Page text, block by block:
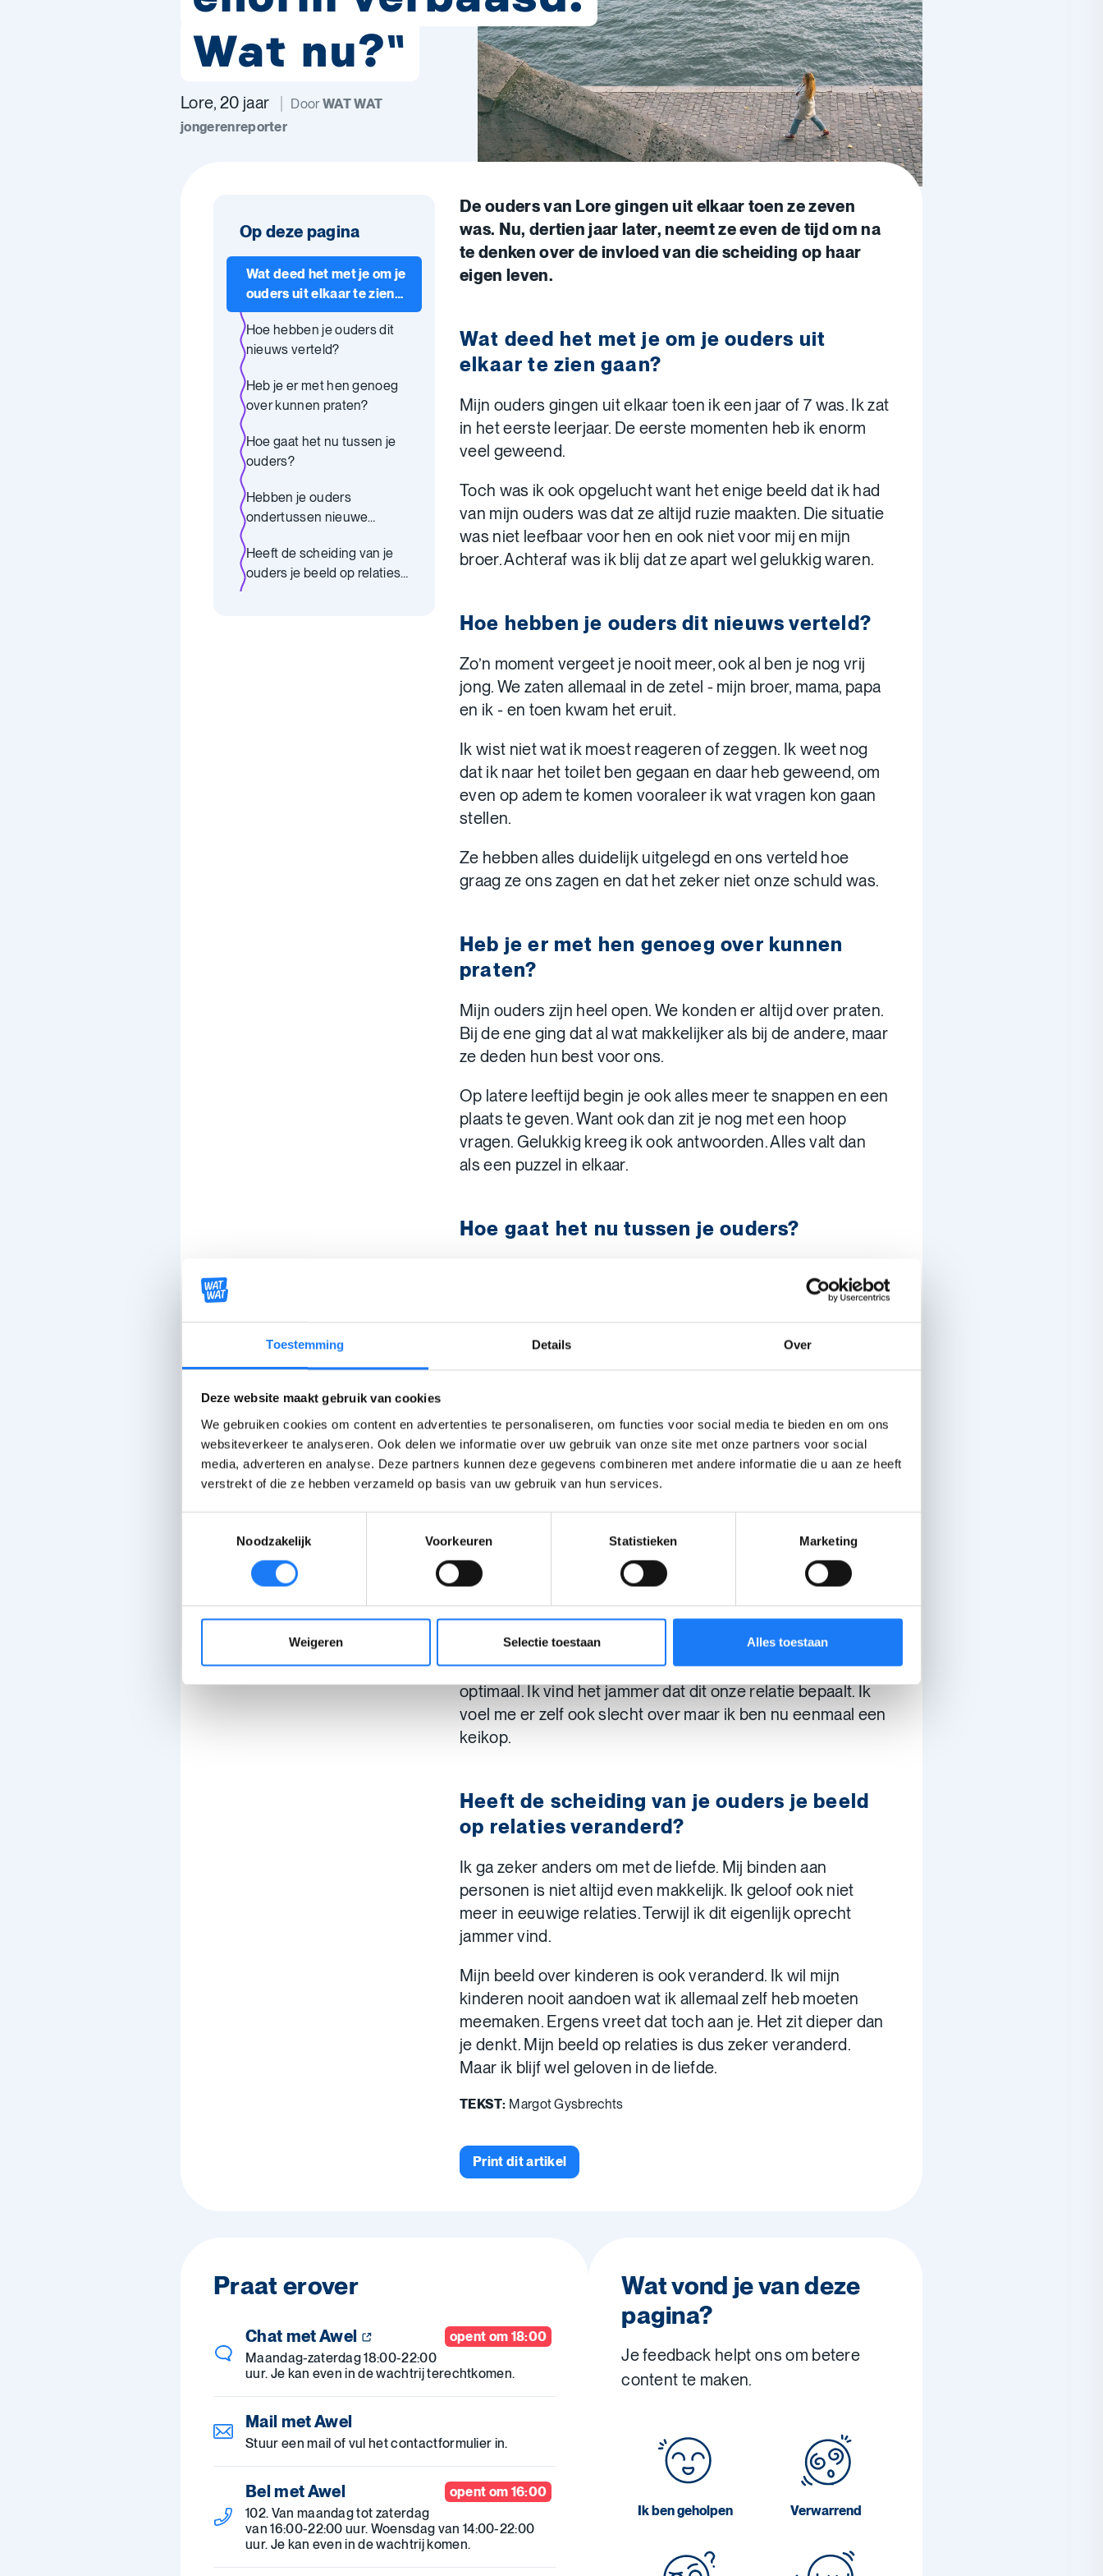
Toestemming Details Over
Deze website maakt gebruik van cookies
We gebruiken cookies om content en advertenties te personaliseren, om functies voor social media te bieden en om ons
websiteverkeer te analyseren. Ook delen we informatie over uw gebruik van onze site met onze partners voor social
media, adverteren en analyse. Deze partners kunnen deze gegevens combineren met andere informatie die u aan ze heeft
verstrekt of die ze hebben verzameld op basis van uw gebruik van hun services.
Noodzakelijk
Voorkeuren Statistieken Marketing
Weigeren Selectie toestaan Alles toestaan
Wat nu?"
Lore, 20 jaar DoorWAT WAT
jongerenreporter
Op deze pagina
Wat deed het met je om je
ouders uit elkaar te zien
gaan?
Hoe hebben je ouders dit
nieuws verteld?
Heb je er met hen genoeg
over kunnen praten?
Hoe gaat het nu tussen je
ouders?
Hebben je ouders
ondertussen nieuwe
Heeft de scheiding van je
ouders je beeld op relaties
De ouders van Lore gingen uit elkaar toen ze zeven
was. Nu, dertien jaar later, neemt ze even de tijd om na
te denken over de invloed van die scheiding op haar
eigen leven.
Wat deed het met je om je ouders uit
elkaar te zien gaan?
Mijn ouders gingen uit elkaar toen ik een jaar of 7 was. Ik zat
in het eerste leerjaar. De eerste momenten heb ik enorm
veel geweend.
Toch was ik ook opgelucht want het enige beeld dat ik had
van mijn ouders was dat ze altijd ruzie maakten. Die situatie
was niet leefbaar voor hen en ook niet voor mij en mijn
broer. Achteraf was ik blij dat ze apart wel gelukkig waren.
Hoe hebben je ouders dit nieuws verteld?
Zo’n moment vergeet je nooit meer, ook al ben je nog vrij
jong. We zaten allemaal in de zetel - mijn broer, mama, papa
en ik - en toen kwam het eruit.
Ik wist niet wat ik moest reageren of zeggen. Ik weet nog
dat ik naar het toilet ben gegaan en daar heb geweend, om
even op adem te komen vooraleer ik wat vragen kon gaan
stellen.
Ze hebben alles duidelijk uitgelegd en ons verteld hoe
graag ze ons zagen en dat het zeker niet onze schuld was.
Heb je er met hen genoeg over kunnen
praten?
Mijn ouders zijn heel open. We konden er altijd over praten.
Bij de ene ging dat al wat makkelijker als bij de andere, maar
ze deden hun best voor ons.
Op latere leeftijd begin je ook alles meer te snappen en een
plaats te geven. Want ook dan zit je nog met een hoop
vragen. Gelukkig kreeg ik ook antwoorden. Alles valt dan
als een puzzel in elkaar.
Hoe gaat het nu tussen je ouders?
te zorgen dat we zeker niets te kort kwamen. Nu we
niet meer verplicht moeten zien kan je wel spreken van een
Hebben je ouders ondertussen nieuwe
partners?
Mijn papa heeft sinds het begin van de scheiding een
nieuwe vriendin. Ze kent me al meer dan de helft van men
leven. Ze is een soort tweede mama geworden en dat voelt
best goed aan.
Langs mama’s kant is dat anders. Zij is sinds kort
hertrouwd. Met haar man kan ik niet zo goed overweg.
Hierdoor is de relatie met mijn mama ook niet meer
optimaal. Ik vind het jammer dat dit onze relatie bepaalt. Ik
voel me er zelf ook slecht over maar ik ben nu eenmaal een
keikop.
Heeft de scheiding van je ouders je beeld
op relaties veranderd?
Ik ga zeker anders om met de liefde. Mij binden aan
personen is niet altijd even makkelijk. Ik geloof ook niet
meer in eeuwige relaties. Terwijl ik dit eigenlijk oprecht
jammer vind.
Mijn beeld over kinderen is ook veranderd. Ik wil mijn
kinderen nooit aandoen wat ik allemaal zelf heb moeten
meemaken. Ergens vreet dat toch aan je. Het zit dieper dan
je denkt. Mijn beeld op relaties is dus zeker veranderd.
Maar ik blijf wel geloven in de liefde.
TEKST: Margot Gysbrechts
Print dit artikel
Praat erover
opent om 18:00
Chat met Awel
Maandag-zaterdag 18:00-22:00
uur. Je kan even in de wachtrij terechtkomen.
Mail met Awel
Stuur een mail of vul het contactformulier in.
opent om 16:00
Bel met Awel
102. Van maandag tot zaterdag
van 16:00-22:00 uur. Woensdag van 14:00-22:00
uur. Je kan even in de wachtrij komen.
Wat vond je van deze
pagina?
Je feedback helpt ons om betere
content te maken.
Ik ben geholpen Verwarrend